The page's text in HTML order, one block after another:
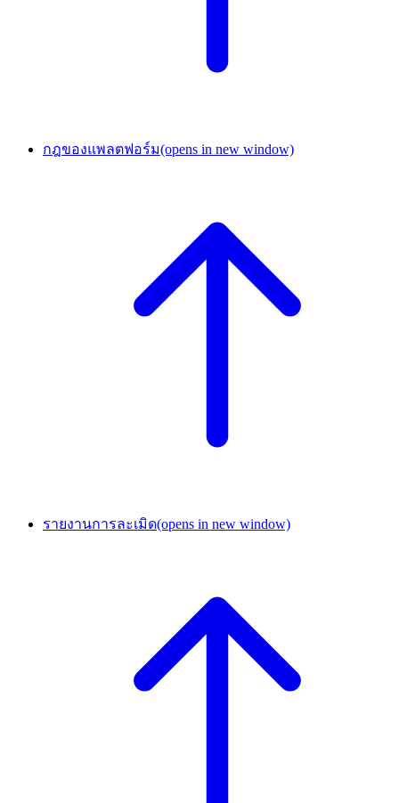
กฎของแพลตฟอร์ม(opens in new window)
รายงานการละเมิด(opens in new window)